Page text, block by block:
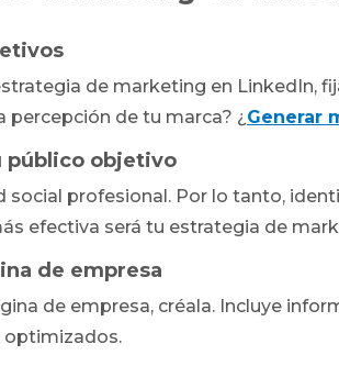
de marketing en LinkedIn,
percepción de tu marca? ¿ Generar
público objetivo
social profesional. Por lo tanto,
efectiva será tu estrategia de
de empresa
de empresa, créala. Incluye
optimizados.